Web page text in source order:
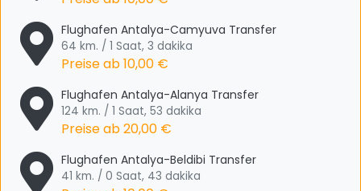
Flughafen Antalya-Camyuva Transfer
64 km. / 1 Saat, 3 dakika
Preise ab10,00 €
Flughafen Antalya-Alanya Transfer
124 km. / 1 Saat, 53 dakika
Preise ab20,00 €
Flughafen Antalya-Beldibi Transfer
41 km. / 0 Saat, 43 dakika